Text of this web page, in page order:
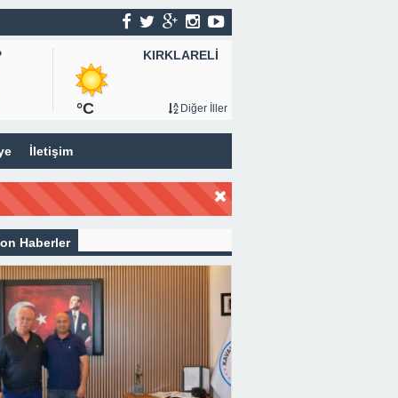
KIRKLARELİ
°C Diğer İller
İletişim
Haberler